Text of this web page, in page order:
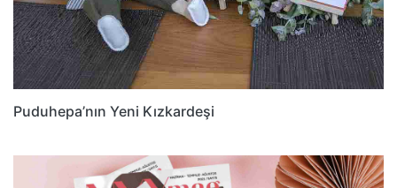
Puduhepa’nın Yeni Kızkardeşi